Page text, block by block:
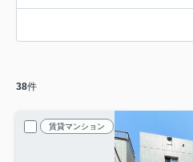
38件
賃貸マンション